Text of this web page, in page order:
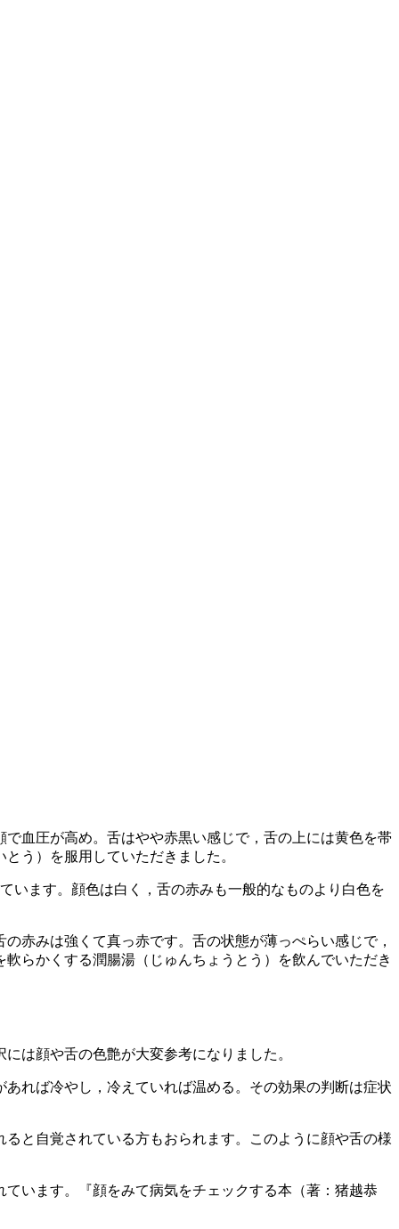
血圧が高め。舌はやや赤黒い感じで，舌の上には黄色を帯
う）を服用していただきました。
います。顔色は白く，舌の赤みも一般的なものより白色を
赤みは強くて真っ赤です。舌の状態が薄っぺらい感じで，
らかくする潤腸湯（じゅんちょうとう）を飲んでいただき
は顔や舌の色艶が大変参考になりました。
れば冷やし，冷えていれば温める。その効果の判断は症状
と自覚されている方もおられます。このように顔や舌の様
います。『顔をみて病気をチェックする本（著：猪越恭